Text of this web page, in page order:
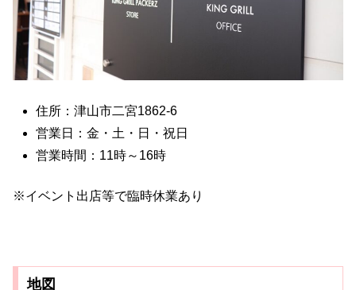
住所：津山市二宮1862-6
営業日：金・土・日・祝日
営業時間：11時～16時
※イベント出店等で臨時休業あり
地図